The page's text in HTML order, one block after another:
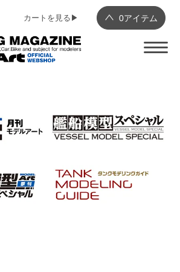
0アイテム
カートを見る▶︎